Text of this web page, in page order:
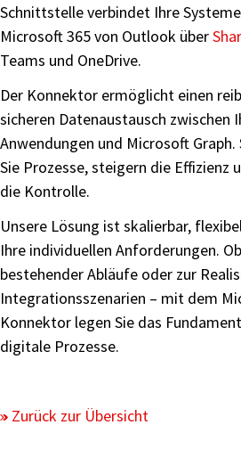
Schnittstelle verbindet Ihre
Microsoft 365 von Outlook über
Teams und OneDrive.
Der Konnektor ermöglicht einen
sicheren Datenaustausch zwischen
Anwendungen und Microsoft
Sie Prozesse, steigern die Effizienz
die Kontrolle.
Unsere Lösung ist skalierbar,
Ihre individuellen Anforderungen.
bestehender Abläufe oder zur
Integrationsszenarien – mit dem
Konnektor legen Sie das
digitale Prozesse.
Zurück zur Übersicht